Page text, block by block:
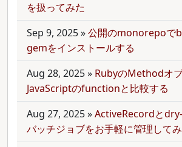
を扱ってみた
Sep 9, 2025»公開のmonorepoで
gemをインストールする
Aug 28, 2025» RubyのMethodオ
JavaScriptのfunctionと比較する
Aug 27, 2025»ActiveRecordと
バッチジョブをお手軽に管理して